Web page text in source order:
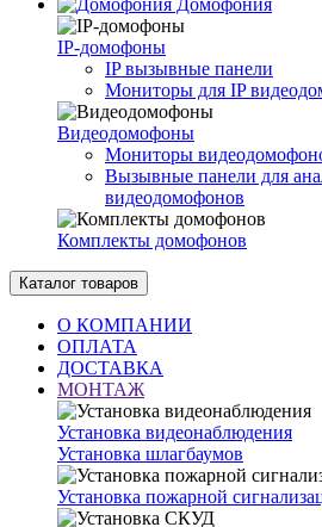
Домофония
IP-домофоны
IP вызывные панели
Мониторы для IP
Видеодомофоны
Мониторы
Вызывные панели для
видеодомофонов
Комплекты домофонов
Каталог товаров
О КОМПАНИИ
ОПЛАТА
ДОСТАВКА
МОНТАЖ
Установка видеонаблюдения
Установка шлагбаумов
Установка пожарной